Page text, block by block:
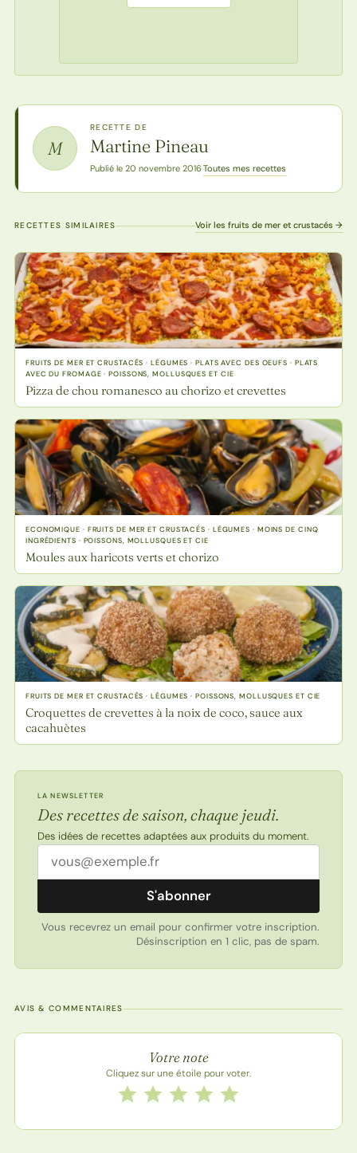
M
RECETTE DE
Martine Pineau
Publié le 20 novembre 2016·Toutes mes recettes
RECETTES SIMILAIRES Voir les fruits de mer et crustacés →
FRUITS DE MER ET CRUSTACÉS · LÉGUMES · PLATS AVEC DES OEUFS · PLATS
AVEC DU FROMAGE · POISSONS, MOLLUSQUES ET CIE
Pizza de chou romanesco au chorizo et crevettes
ECONOMIQUE · FRUITS DE MER ET CRUSTACÉS · LÉGUMES · MOINS DE CINQ
INGRÉDIENTS · POISSONS, MOLLUSQUES ET CIE
Moules aux haricots verts et chorizo
FRUITS DE MER ET CRUSTACÉS · LÉGUMES · POISSONS, MOLLUSQUES ET CIE
Croquettes de crevettes à la noix de coco, sauce aux
cacahuètes
LA NEWSLETTER
Des recettes de saison, chaque jeudi.
Des idées de recettes adaptées aux produits du moment.
Adresse email
S'abonner
Vous recevrez un email pour confirmer votre inscription.
Désinscription en 1 clic, pas de spam.
AVIS & COMMENTAIRES
Note de la recette
Votre note
Cliquez sur une étoile pour voter.
Notez cette recette de 1 à 5 étoiles
5 étoiles
4 étoiles
3 étoiles
2 étoiles
1 étoile